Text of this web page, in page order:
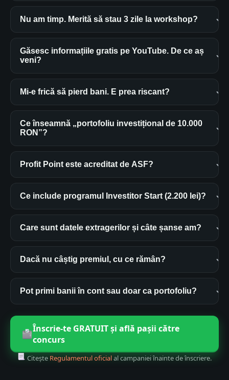
Nu am timp. Merită să stau 3 zile la workshop?
Găsesc informațiile gratis pe YouTube. De ce aș
veni?
Mi-e frică să pierd bani. E prea riscant?
Ce înseamnă „portofoliu investițional de 10.000
RON”?
Profit Point este acreditat de ASF?
Ce include programul Investitor Start (2.200 lei)?
Care sunt datele extragerilor și câte șanse am?
Dacă nu câștig premiul, cu ce rămân?
Pot primi banii în cont sau doar ca portofoliu?
Înscrie-te GRATUIT și află pașii către
concurs
CiteșteRegulamentul oficialal campaniei înainte de înscriere.